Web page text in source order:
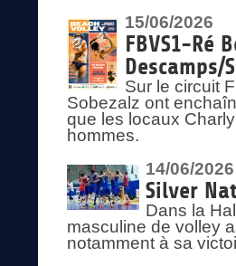
15/06/2026
FBVS1-Ré
Descamps/
Sur le circuit
Sobezalz ont
que les locaux
hommes.
14/06/2026
Silver
Dans la
masculine de volley
notamment à sa